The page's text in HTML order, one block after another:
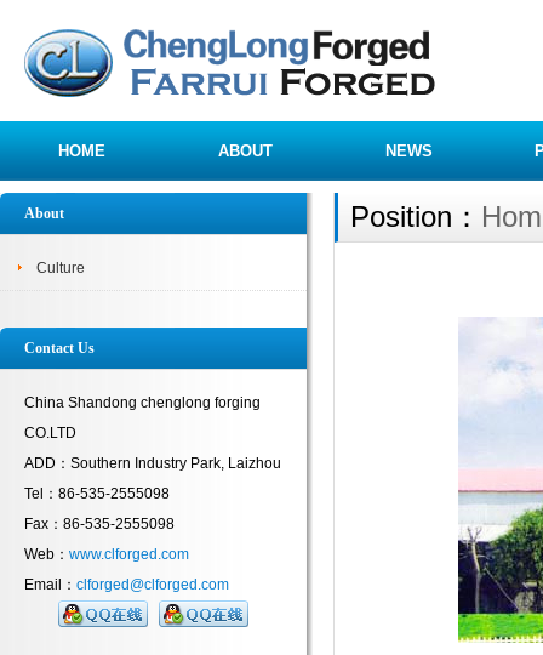
HOME ABOUT NEWS
About
Culture
Contact Us
China Shandong chenglong forging
CO.LTD
ADD：Southern Industry Park, Laizhou
Tel：86-535-2555098
Fax：86-535-2555098
Web： www.clforged.com
Email： clforged@clforged.com
Position：